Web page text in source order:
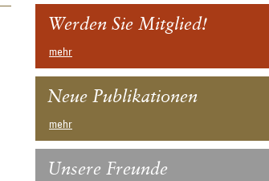
Werden Sie Mitglied!
mehr
Neue Publikationen
mehr
Unsere Freunde